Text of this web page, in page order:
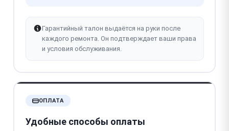
Гарантийный талон выдаётся на руки после
каждого ремонта. Он подтверждает ваши права
и условия обслуживания.
ОПЛАТА
Удобные способы оплаты